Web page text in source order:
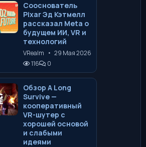
Сооснователь
Pixar Эд Кэтмелл
рассказал Meta о
будущем ИИ, VR и
технологий
VRealm • 29 Мая 2026
116
0
Обзор A Long
Survive —
кооперативный
VR-шутер с
хорошей основой
и слабыми
идеями